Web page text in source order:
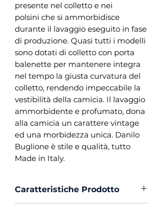
presente nel colletto e nei
polsini che si ammorbidisce
durante il lavaggio eseguito in fase
di produzione. Quasi tutti i modelli
sono dotati di colletto con porta
balenette per mantenere integra
nel tempo la giusta curvatura del
colletto, rendendo impeccabile la
vestibilità della camicia. Il lavaggio
ammorbidente e profumato, dona
alla camicia un carattere vintage
ed una morbidezza unica. Danilo
Buglione è stile e qualità, tutto
Made in Italy.
Caratteristiche Prodotto